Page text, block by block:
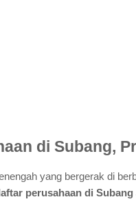
di Subang,
yang bergerak di
perusahaan di Subang